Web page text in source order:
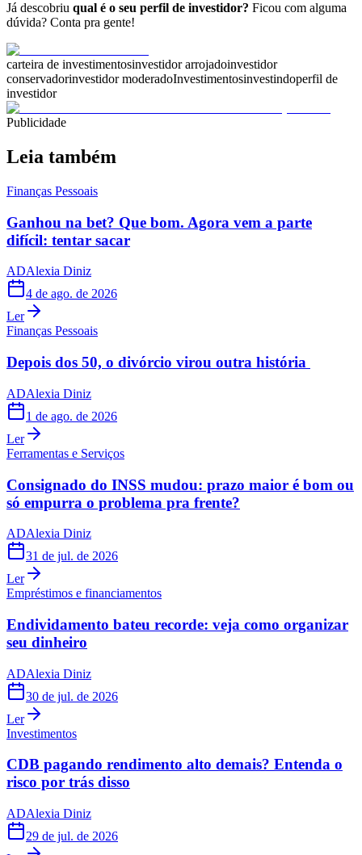
Já descobriu qual é o seu perfil de investidor? Ficou com alguma
dúvida? Conta pra gente!
carteira de investimentosinvestidor arrojadoinvestidor
conservadorinvestidor moderadoInvestimentosinvestindoperfil de
investidor
Publicidade
Leia também
Finanças Pessoais
Ganhou na bet? Que bom. Agora vem a parte
difícil: tentar sacar
ADAlexia Diniz
4 de ago. de 2026
Ler
Finanças Pessoais
Depois dos 50, o divórcio virou outra história
ADAlexia Diniz
1 de ago. de 2026
Ler
Ferramentas e Serviços
Consignado do INSS mudou: prazo maior é bom ou
só empurra o problema pra frente?
ADAlexia Diniz
31 de jul. de 2026
Ler
Empréstimos e financiamentos
Endividamento bateu recorde: veja como organizar
seu dinheiro
ADAlexia Diniz
30 de jul. de 2026
Ler
Investimentos
CDB pagando rendimento alto demais? Entenda o
risco por trás disso
ADAlexia Diniz
29 de jul. de 2026